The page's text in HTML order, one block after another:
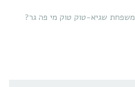
משפחת שגיא-טוק טוק מי פה גר?